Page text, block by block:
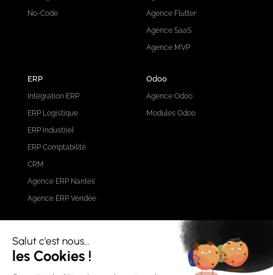
No-Code
Agence Flutter
Agence SaaS
Agence MVP
ERP
Intégration ERP
ERP Logistique
ERP Industriel
ERP Comptabilité
CRM
Agence ERP Nantes
Agence ERP Vendée
Odoo
Agence Odoo
Modules Odoo
AnalyseAO
Nos réseaux